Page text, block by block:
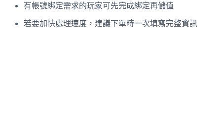
有帳號綁定需求的玩家可先完成綁定再儲值
若要加快處理速度，建議下單時一次填寫完整資訊